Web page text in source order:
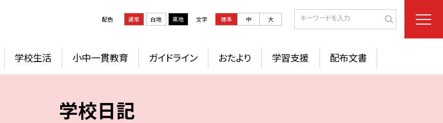
配色 通常 白地 黒地 文字 標準 中 大
学校生活 小中一貫教育 ガイドライン おたより 学習支援 配布文書
学校日記